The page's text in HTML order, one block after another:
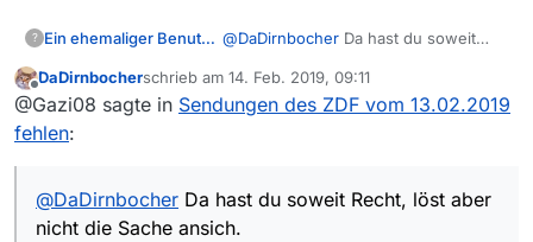
? Ein ehemaliger Benutzer @DaDirnbocher Da hast du soweit
ansich. Aber egal. Was ich wollte,
habe ich gefunden und gut
Offline
DaDirnbocherschrieb am 14. Feb. 2019, 09:11
zuletzt editiert von
@Gazi08 sagte in Sendungen des ZDF vom 13.02.2019
fehlen:
@DaDirnbocher Da hast du soweit Recht, löst aber
nicht die Sache ansich.